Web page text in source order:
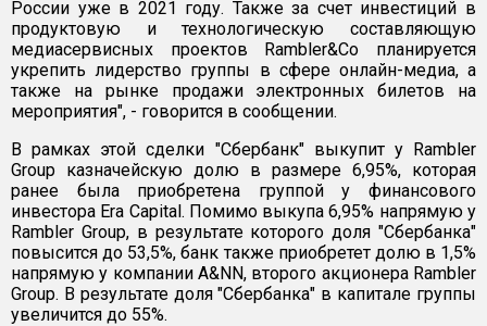
России уже в 2021 году. Также за счет инвестиций в
продуктовую и технологическую составляющую
медиасервисных проектов Rambler&Co планируется
укрепить лидерство группы в сфере онлайн-медиа, а
также на рынке продажи электронных билетов на
мероприятия", - говорится в сообщении.
В рамках этой сделки "Сбербанк" выкупит у Rambler
Group казначейскую долю в размере 6,95%, которая
ранее была приобретена группой у финансового
инвестора Era Capital. Помимо выкупа 6,95% напрямую у
Rambler Group, в результате которого доля "Сбербанка"
повысится до 53,5%, банк также приобретет долю в 1,5%
напрямую у компании A&NN, второго акционера Rambler
Group. В результате доля "Сбербанка" в капитале группы
увеличится до 55%.